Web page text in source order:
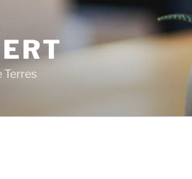
Terres